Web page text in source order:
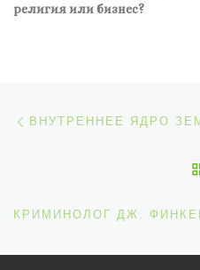
религия или бизнес?